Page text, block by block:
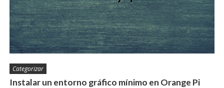
Categorizar
Instalar un entorno gráfico mínimo en Orange Pi